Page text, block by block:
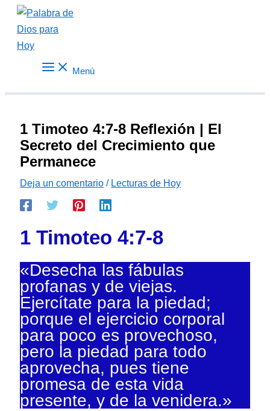
contenido
Menú
1 Timoteo 4:7-8 Reflexión | El
Secreto del Crecimiento que
Permanece
Deja un comentario / Lecturas de Hoy
1 Timoteo 4:7-8
«Desecha las fábulas
profanas y de viejas.
Ejercítate para la piedad;
porque el ejercicio corporal
para poco es provechoso,
pero la piedad para todo
aprovecha, pues tiene
promesa de esta vida
presente, y de la venidera.»